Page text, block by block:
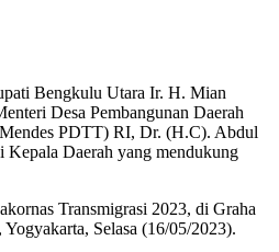
Bengkulu Utara Ir. H. Mian
Desa Pembangunan Daerah
PDTT) RI, Dr. (H.C). Abdul
Kepala Daerah yang mendukung
Transmigrasi 2023, di Graha
Selasa (16/05/2023).